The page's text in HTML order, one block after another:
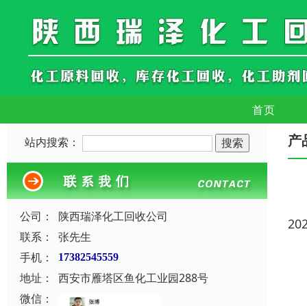
首页
站内搜索：
公司：
陕西瑞泽化工回收公司
联系：
张先生
手机：
17382545559
地址：
西安市雁塔区鱼化工业园288号
微信：
产